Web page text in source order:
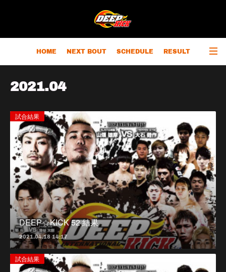
HOME NEXT BOUT SCHEDULE RESULT
2021.04
試合結果
DEEP☆KICK 52 結果
2021.04.18 14:17
試合結果